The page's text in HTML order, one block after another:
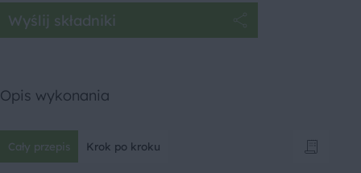
Wyślij składniki
Opis wykonania
Cały przepis Krok po kroku